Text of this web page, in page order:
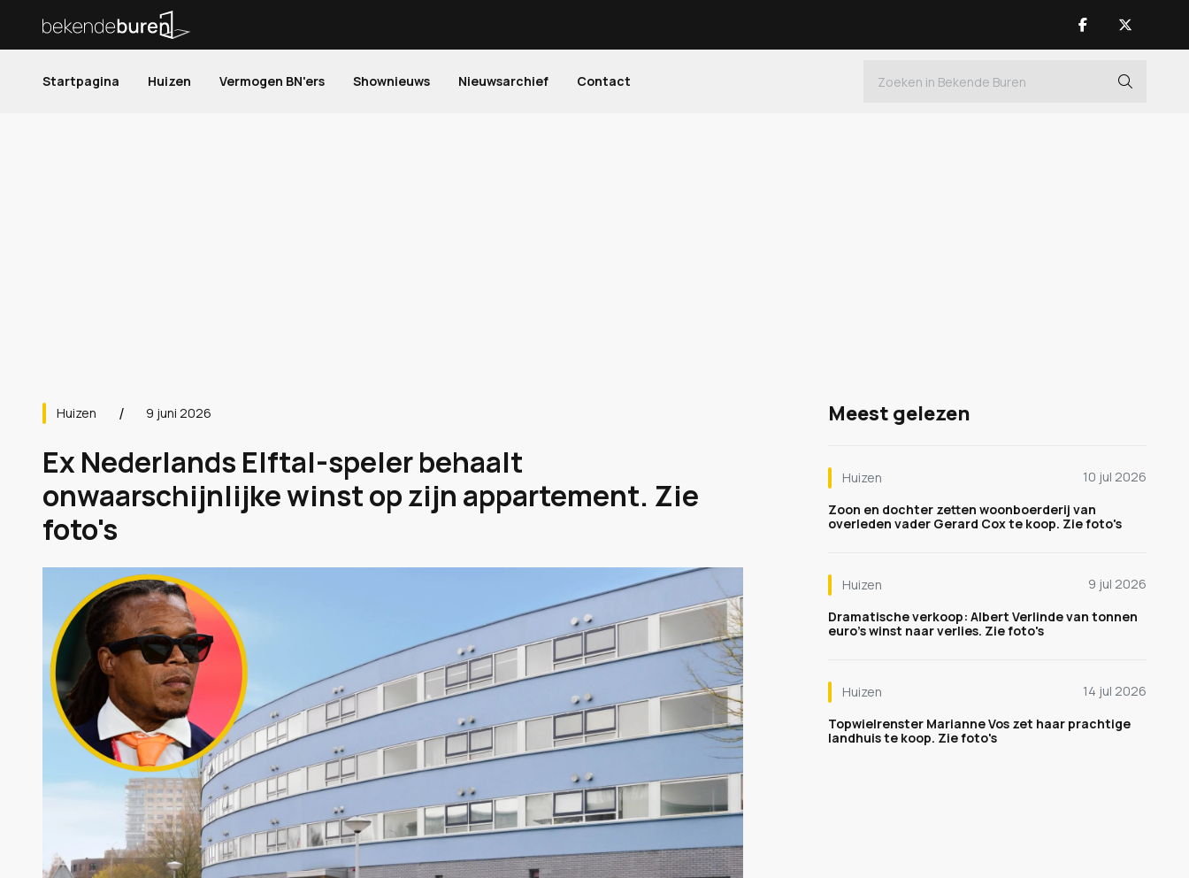
Startpagina Huizen Vermogen BN'ers Shownieuws Nieuwsarchief Contact
Huizen 9 juni 2026
Ex Nederlands Elftal-speler behaalt
onwaarschijnlijke winst op zijn appartement. Zie
foto's
Meest gelezen
Huizen
10 jul 2026
Zoon en dochter zetten woonboerderij van
overleden vader Gerard Cox te koop. Zie foto's
Huizen
9 jul 2026
Dramatische verkoop: Albert Verlinde van tonnen
euro's winst naar verlies. Zie foto's
Huizen
14 jul 2026
Topwielrenster Marianne Vos zet haar prachtige
landhuis te koop. Zie foto's